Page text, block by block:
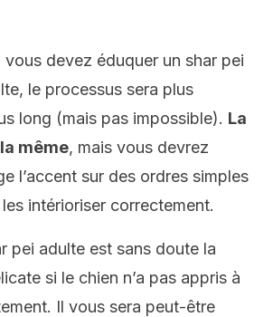
vous devez éduquer un shar pei
le processus sera plus
long (mais pas impossible). La
même, mais vous devrez
l’accent sur des ordres simples
intérioriser correctement.
pei adulte est sans doute la
si le chien n’a pas appris à
Il vous sera peut-être